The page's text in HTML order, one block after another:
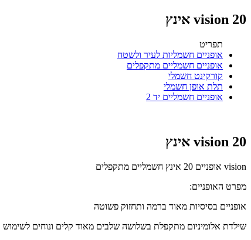
vision 20 אינץ
תפריט
אופניים חשמליות לעיר ולשטח
אופניים חשמליים מתקפלים
קורקינט חשמלי
תלת אופן חשמלי
אופניים חשמליים יד 2
vision 20 אינץ
vision אופניים 20 אינץ חשמליים מתקפלים
מפרט האופניים:
אופניים בסיסיות מאוד ברמה ותחזוק פשוטה
שילדת אלומיניום מתקפלת בשלושה שלבים מאוד קלים ונוחים